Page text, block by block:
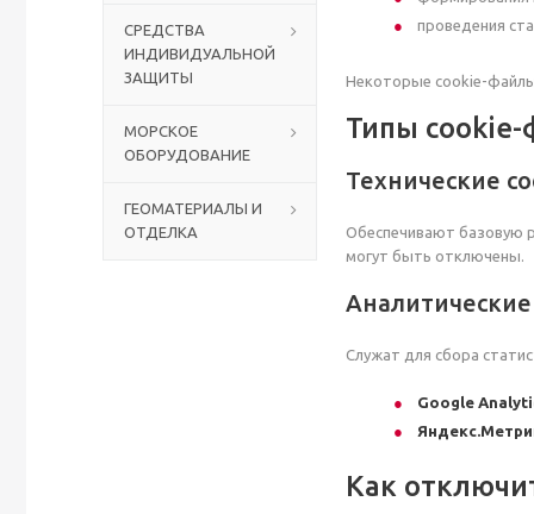
СРЕДСТВА
ИНДИВИДУАЛЬНОЙ
ЗАЩИТЫ
МОРСКОЕ
ОБОРУДОВАНИЕ
ГЕОМАТЕРИАЛЫ И
ОТДЕЛКА
проведения
Некоторые cookie-файлы
Типы cookie-
Технические
Обеспечивают базовую
могут быть отключены.
Служат для сбора
Google
Как
Столы с лавками
Биометрические терминалы
Комплекты для дистанционного управления
Аккумуляторы аккумуляторные батареи для ИБП